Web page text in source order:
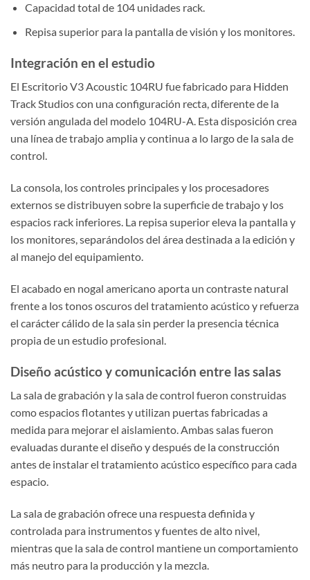
Capacidad total de 104 unidades rack.
Repisa superior para la pantalla de visión y los monitores.
Integración en el estudio
El Escritorio V3 Acoustic 104RU fue fabricado para Hidden
Track Studios con una configuración recta, diferente de la
versión angulada del modelo 104RU-A. Esta disposición crea
una línea de trabajo amplia y continua a lo largo de la sala de
control.
La consola, los controles principales y los procesadores
externos se distribuyen sobre la superficie de trabajo y los
espacios rack inferiores. La repisa superior eleva la pantalla y
los monitores, separándolos del área destinada a la edición y
al manejo del equipamiento.
El acabado en nogal americano aporta un contraste natural
frente a los tonos oscuros del tratamiento acústico y refuerza
el carácter cálido de la sala sin perder la presencia técnica
propia de un estudio profesional.
Diseño acústico y comunicación entre las salas
La sala de grabación y la sala de control fueron construidas
como espacios flotantes y utilizan puertas fabricadas a
medida para mejorar el aislamiento. Ambas salas fueron
evaluadas durante el diseño y después de la construcción
antes de instalar el tratamiento acústico específico para cada
espacio.
La sala de grabación ofrece una respuesta definida y
controlada para instrumentos y fuentes de alto nivel,
mientras que la sala de control mantiene un comportamiento
más neutro para la producción y la mezcla.